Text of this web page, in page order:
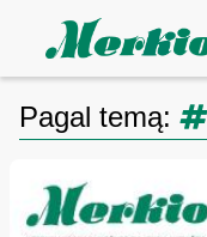
Pagal temą: